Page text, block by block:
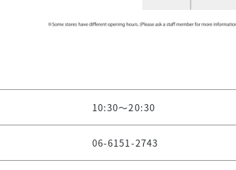
10:30～20:30
06-6151-2743